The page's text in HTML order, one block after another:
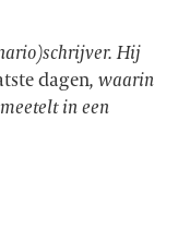
Hij
dagen, waarin
in een